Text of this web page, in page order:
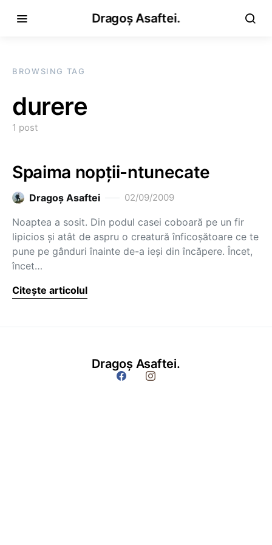
Dragoș Asaftei.
BROWSING TAG
durere
1 post
Spaima nopţii-ntunecate
Dragoş Asaftei 02/09/2009
Noaptea a sosit. Din podul casei coboară pe un fir
lipicios şi atât de aspru o creatură înficoşătoare ce te
pune pe gânduri înainte de-a ieşi din încăpere. Încet,
încet…
Citește articolul
Dragoș Asaftei.